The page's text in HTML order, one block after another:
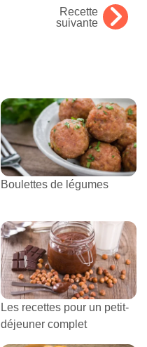
Recette
suivante
Boulettes de légumes
Les recettes pour un petit-
déjeuner complet